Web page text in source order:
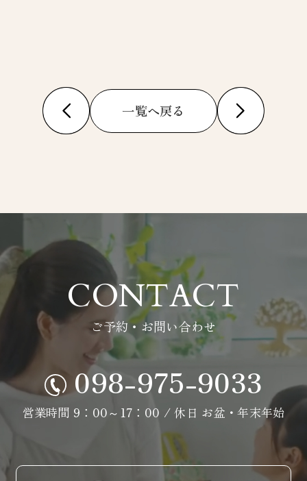
一覧へ戻る
CONTACT
ご予約・お問い合わせ
098-975-9033
営業時間 9：00～17：00 / 休日 お盆・年末年始